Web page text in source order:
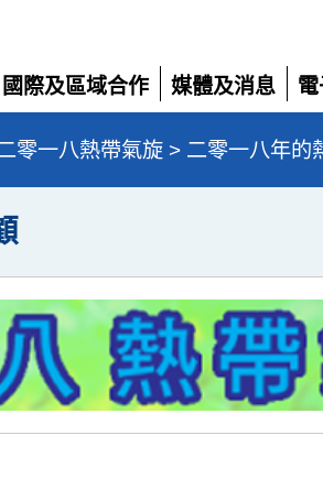
國際及區域合作
展
開
媒體及消息
展
開
展
開
零一八熱帶氣旋 > 二零一八年的